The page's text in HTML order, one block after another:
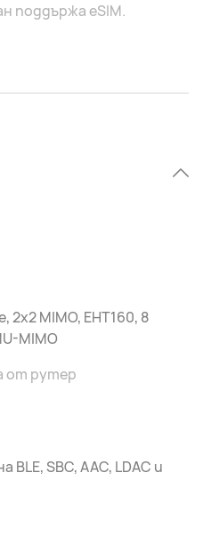
поддържа eSIM.
2x2 MIMO, EHT160, 8
MIMO
от рутер
SBC, AAC, LDAC и